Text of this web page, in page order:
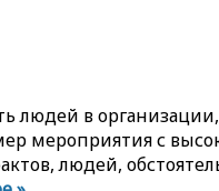
людей в
мероприятия с
людей,